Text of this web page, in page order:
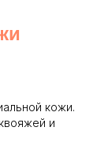
кожи.
и